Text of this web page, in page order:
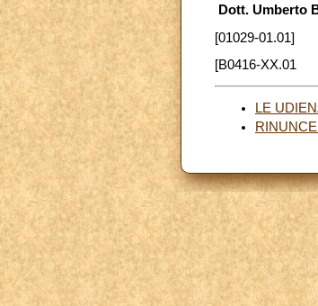
Dott. Umberto
[01029-01.01]
[B0416-XX.01
LE